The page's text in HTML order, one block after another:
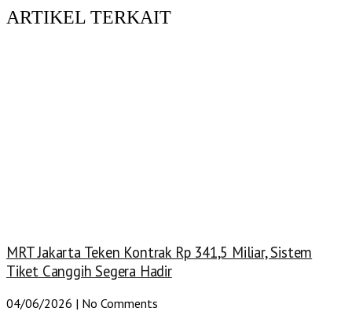
ARTIKEL TERKAIT
MRT Jakarta Teken Kontrak Rp 341,5 Miliar, Sistem
Tiket Canggih Segera Hadir
04/06/2026 No Comments